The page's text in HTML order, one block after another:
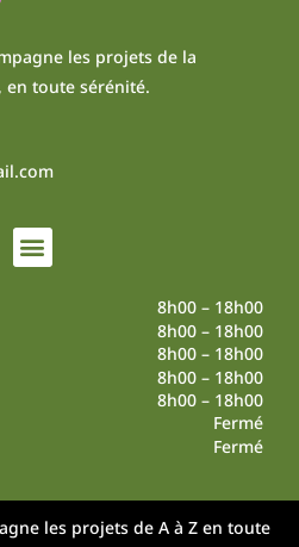
les projets de la
toute sérénité.
8h00 – 18h00
8h00 – 18h00
8h00 – 18h00
8h00 – 18h00
8h00 – 18h00
Fermé
Fermé
les projets de A à Z en toute